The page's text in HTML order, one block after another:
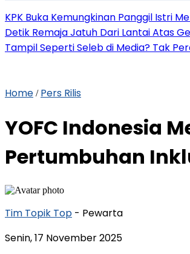
KPK Buka Kemungkinan Panggil Istri
Detik Remaja Jatuh Dari Lantai Atas
Tampil Seperti Seleb di Media? Tak
Home / Pers Rilis
YOFC Indonesia
Pertumbuhan
Tim Topik Top - Pewarta
Senin, 17 November 2025